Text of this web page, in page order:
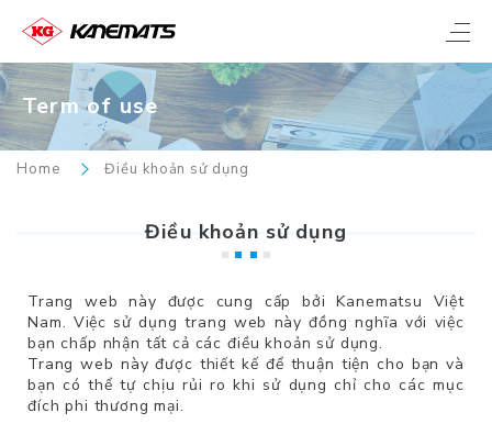
Term of use
Home Điều khoản sử dụng
Điều khoản sử dụng
Trang web này được cung cấp bởi Kanematsu Việt
Nam. Việc sử dụng trang web này đồng nghĩa với việc
bạn chấp nhận tất cả các điều khoản sử dụng.
Trang web này được thiết kế để thuận tiện cho bạn và
bạn có thể tự chịu rủi ro khi sử dụng chỉ cho các mục
đích phi thương mại.